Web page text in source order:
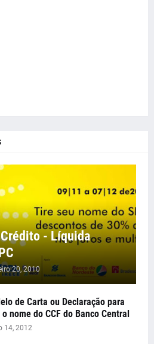
- Líquida
20, 2010
de Carta ou Declaração para
nome do CCF do Banco Central
14, 2012